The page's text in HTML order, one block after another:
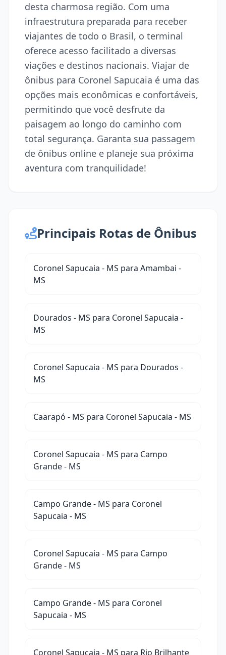
desta charmosa região. Com uma
infraestrutura preparada para receber
viajantes de todo o Brasil, o terminal
oferece acesso facilitado a diversas
viações e destinos nacionais. Viajar de
ônibus para Coronel Sapucaia é uma das
opções mais econômicas e confortáveis,
permitindo que você desfrute da
paisagem ao longo do caminho com
total segurança. Garanta sua passagem
de ônibus online e planeje sua próxima
aventura com tranquilidade!
Principais Rotas de Ônibus
Coronel Sapucaia - MS para Amambai -
MS
Dourados - MS para Coronel Sapucaia -
MS
Coronel Sapucaia - MS para Dourados -
MS
Caarapó - MS para Coronel Sapucaia - MS
Coronel Sapucaia - MS para Campo
Grande - MS
Campo Grande - MS para Coronel
Sapucaia - MS
Coronel Sapucaia - MS para Campo
Grande - MS
Campo Grande - MS para Coronel
Sapucaia - MS
Coronel Sapucaia - MS para Rio Brilhante